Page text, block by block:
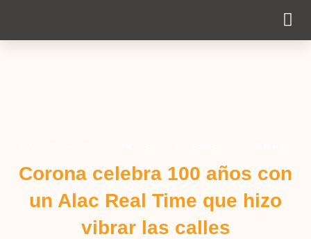
Corona celebra 100 años con
un Alac Real Time que hizo
vibrar las calles